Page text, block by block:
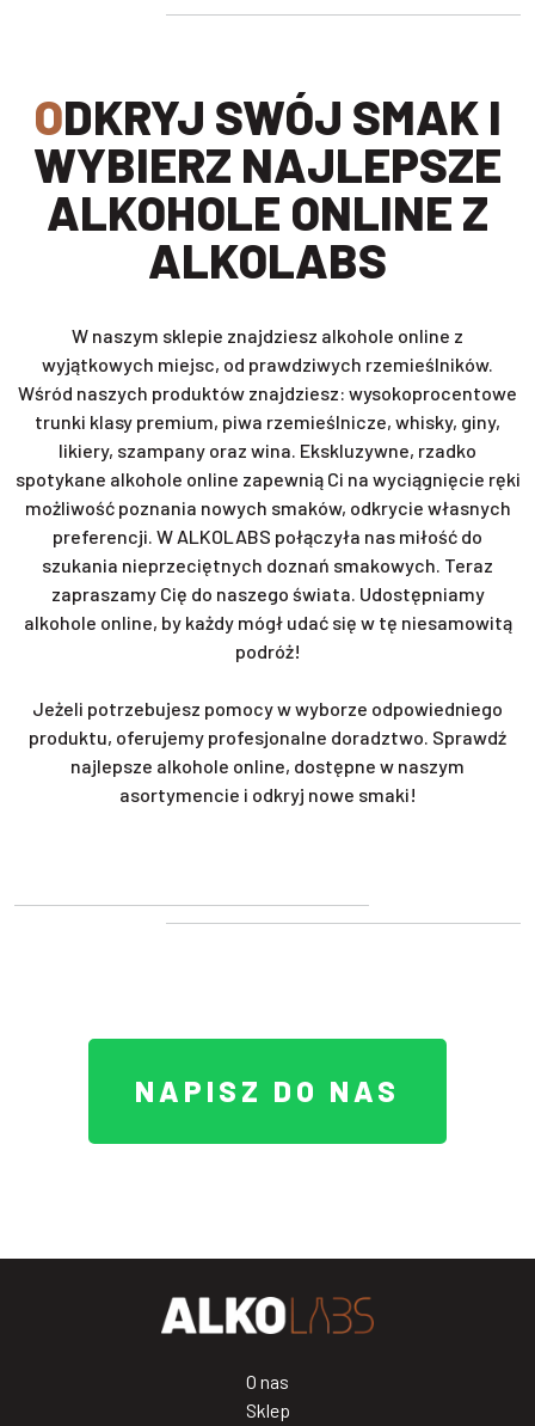
ODKRYJ SWÓJ SMAK I
WYBIERZ NAJLEPSZE
ALKOHOLE ONLINE Z
ALKOLABS
W naszym sklepie znajdziesz alkohole online z
wyjątkowych miejsc, od prawdziwych rzemieślników.
Wśród naszych produktów znajdziesz: wysokoprocentowe
trunki klasy premium, piwa rzemieślnicze, whisky, giny,
likiery, szampany oraz wina. Ekskluzywne, rzadko
spotykane alkohole online zapewnią Ci na wyciągnięcie ręki
możliwość poznania nowych smaków, odkrycie własnych
preferencji. W ALKOLABS połączyła nas miłość do
szukania nieprzeciętnych doznań smakowych. Teraz
zapraszamy Cię do naszego świata. Udostępniamy
alkohole online, by każdy mógł udać się w tę niesamowitą
podróż!
Jeżeli potrzebujesz pomocy w wyborze odpowiedniego
produktu, oferujemy profesjonalne doradztwo. Sprawdź
najlepsze alkohole online, dostępne w naszym
asortymencie i odkryj nowe smaki!
NAPISZ DO NAS
O nas
Sklep